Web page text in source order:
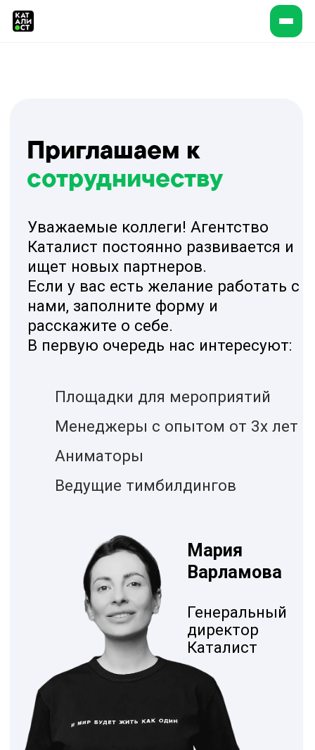
Мария
Варламова
Каталист
Уважаемые коллеги! Агентство
Каталист постоянно развивается и
ищет новых партнеров.
нами, заполните форму и
расскажите о себе.
В первую очередь нас интересуют:
Ведущие тимбилдингов
Аниматоры
Менеджеры с опытом от 3х лет
Площадки для мероприятий
Приcылайте рассказ о себе на
почту
с пометкой "сотрудничество"